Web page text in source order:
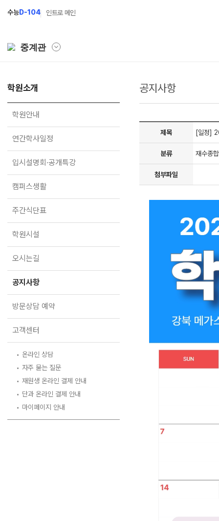
수능D-104 인트로 메인
중계관
학원소개
학원안내
연간학사일정
캠퍼스생활
주간식단표
학원시설
오시는길
공지사항
방문상담 예약
고객센터
온라인 상담
자주 묻는 질문
마이페이지 안내
N Class
2027 파이널 정규반
2027 N수 정규반
2027 반수반
2027 지역의사제 특별반
학원소개
학원안내
연간학사일정
입시설명회·공개특강
캠퍼스생활
주간식단표
학원시설
오시는길
공지사항
방문상담 예약
고객센터
온라인 상담
자주 묻는 질문
재원생 온라인 결제 안내
단과 온라인 결제 안내
마이페이지 안내
공지사항
제목 [일정]
분류 재수종
첨부파일